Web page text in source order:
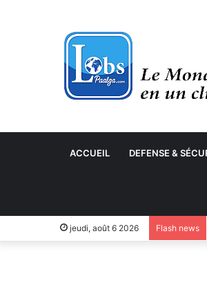
ACCUEIL DEFENSE &
jeudi, août 6 2026 Flash news